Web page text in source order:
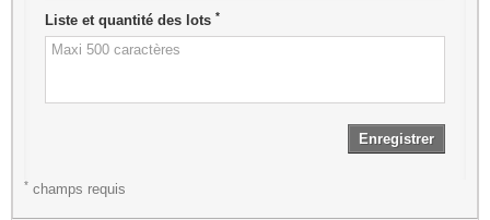
Liste et quantité des lots *
Enregistrer
* champs requis